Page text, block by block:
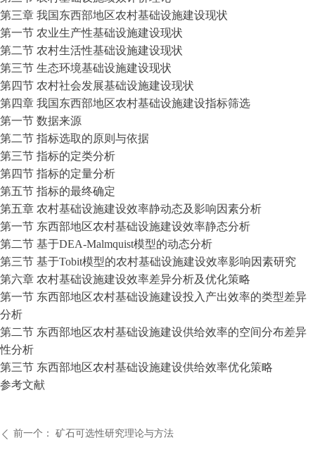
ꄴ 前一个： 矿石可选性研究理论与方法
第三章 我国东西部地区农村基础设施建设现状
第一节 农业生产性基础设施建设现状
第二节 农村生活性基础设施建设现状
第三节 生态环境基础设施建设现状
第四节 农村社会发展基础设施建设现状
第四章 我国东西部地区农村基础设施建设指标筛选
第一节 数据来源
第二节 指标选取的原则与依据
第三节 指标的定类分析
第四节 指标的定量分析
第五节 指标的最终确定
第五章 农村基础设施建设效率静动态及影响因素分析
第一节 东西部地区农村基础设施建设效率静态分析
第二节 基于DEA-Malmquist模型的动态分析
第三节 基于Tobit模型的农村基础设施建设效率影响因素研究
第六章 农村基础设施建设效率差异分析及优化策略
第一节 东西部地区农村基础设施建设投入产出效率的类型差异
分析
第二节 东西部地区农村基础设施建设供给效率的空间分布差异
性分析
第三节 东西部地区农村基础设施建设供给效率优化策略
参考文献